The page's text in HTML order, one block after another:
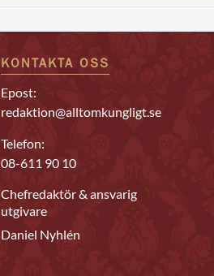
KONTAKTA OSS
Epost:
redaktion@alltomkungligt.se
Telefon:
08-611 90 10
Chefredaktör & ansvarig
utgivare
Daniel Nyhlén